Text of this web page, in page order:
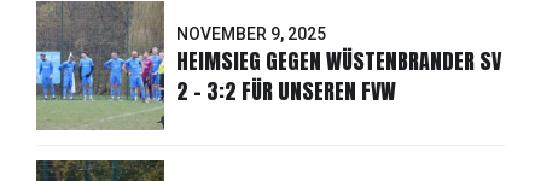
NOVEMBER 9, 2025
HEIMSIEG GEGEN WÜSTENBRANDER SV
2 - 3:2 FÜR UNSEREN FVW